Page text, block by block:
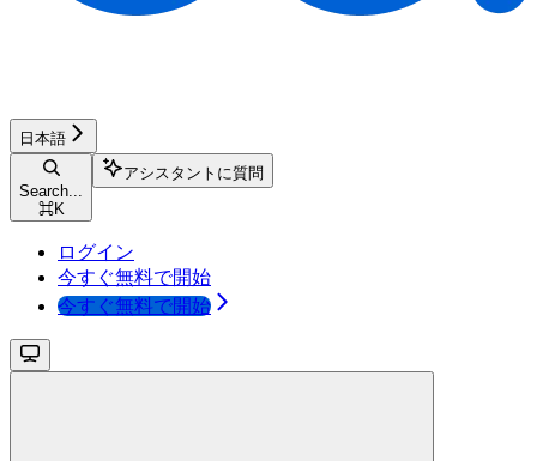
日本語
Search...
⌘K
アシスタントに質問
ログイン
今すぐ無料で開始
今すぐ無料で開始